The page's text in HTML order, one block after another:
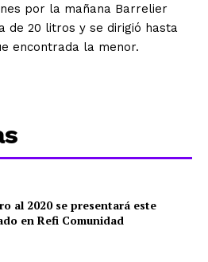
por la mañana Barrelier
de 20 litros y se dirigió hasta
encontrada la menor.
al 2020 se presentará este
en Refi Comunidad